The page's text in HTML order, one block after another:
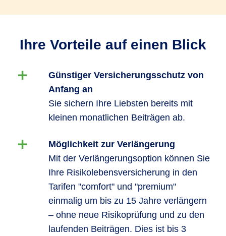
Ihre Vorteile auf einen Blick
Günstiger Versicherungsschutz von
Anfang an
Sie sichern Ihre Liebsten bereits mit
kleinen monatlichen Beiträgen ab.
Möglichkeit zur Verlängerung
Mit der Verlängerungsoption können Sie
Ihre Risikolebensversicherung in den
Tarifen "comfort" und "premium"
einmalig um bis zu 15 Jahre verlängern
– ohne neue Risikoprüfung und zu den
laufenden Beiträgen. Dies ist bis 3